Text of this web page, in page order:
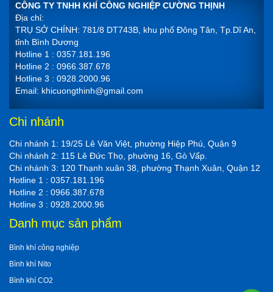
CÔNG TY TNHH KHÍ CÔNG NGHIỆP CƯỜNG THỊNH
Địa chỉ:
TRỤ SỞ CHÍNH: 781/8 DT743B, khu phố Đông Tân, Tp.Dĩ An,
tỉnh Bình Dương
Hotline 1 : 0357.181.196
Hotline 2 : 0966.387.678
Hotline 3 : 0928.2000.96
Email: khicuongthinh@gmail.com
Chi nhánh
Chi nhánh 1: 19/25 Lê Văn Việt, phường Hiệp Phú, Quận 9
Chi nhánh 2: 115 Lê Đức Thọ, phường 16, Gò Vấp.
Chi nhánh 3: 120 Thạnh xuân 38, phường Thạnh Xuân, Quận 12
Hotline 1 : 0357.181.196
Hotline 2 : 0966.387.678
Hotline 3 : 0928.2000.96
Danh mục sản phẩm
Bình khí công nghiệp
Bình khí Nito
Bình khí CO2